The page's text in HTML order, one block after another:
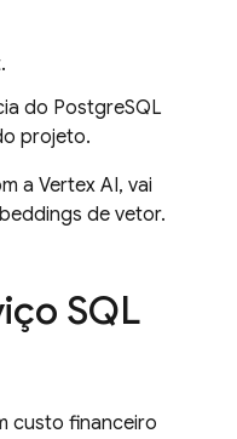
.
do PostgreSQL
projeto.
a Vertex AI, vai
de vetor.
SQL
custo financeiro